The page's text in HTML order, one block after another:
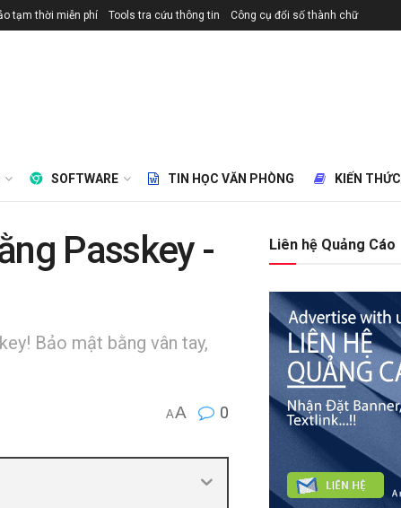
tạm thời miễn phí Tools tra cứu thông tin Công cụ đổi số thành chữ
SOFTWARE TIN HỌC VĂN PHÒNG KIẾN THỨC
Passkey -
Bảo mật bằng vân tay,
AA 0
Liên hệ Quảng Cáo